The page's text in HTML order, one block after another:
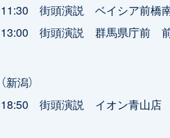
11:30 街頭演説 ベイシア前橋
13:00 街頭演説 群馬県庁前 前
（新潟）
18:50 街頭演説 イオン青山店